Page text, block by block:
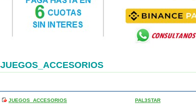
JUEGOS_ACCESORIOS
JUEGOS_ACCESORIOS PAL3STAR